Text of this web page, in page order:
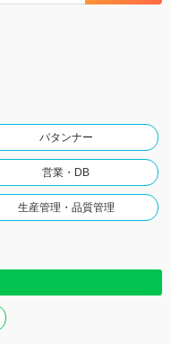
パタンナー
営業・DB
生産管理・品質管理